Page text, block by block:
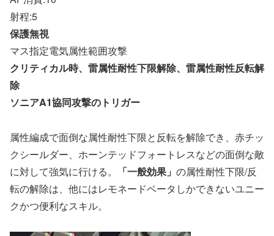
射程:5
保護無視
マス指定電気属性範囲攻撃
クリティカル時、雷属性耐性下限解除、雷属性耐性反転解
除
ソニアA1協同攻撃のトリガー
属性編成で面倒な属性耐性下限と反転を解除でき、赤チッ
クシールダー、ホーンテッドフォートレスなどの面倒な敵
に対して強気に行ける。
「一般効果」 の属性耐性下限/反
転の解除は、他にはレモネードベータしかできないユニー
クかつ便利なスキル。